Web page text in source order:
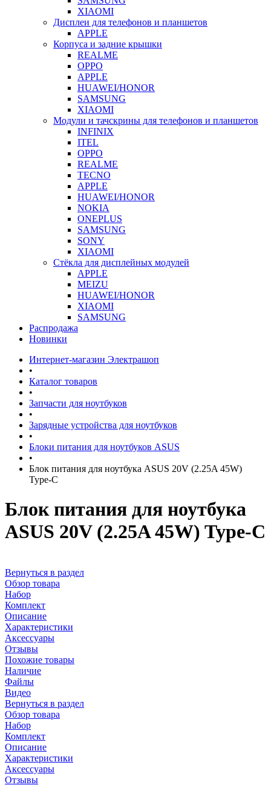
XIAOMI
Дисплеи для телефонов и планшетов
APPLE
Корпуса и задние крышки
REALME
OPPO
APPLE
HUAWEI/HONOR
SAMSUNG
XIAOMI
Модули и тачскрины для телефонов и планшетов
INFINIX
ITEL
OPPO
REALME
TECNO
APPLE
HUAWEI/HONOR
NOKIA
ONEPLUS
SAMSUNG
SONY
XIAOMI
Стёкла для дисплейных модулей
APPLE
MEIZU
HUAWEI/HONOR
XIAOMI
SAMSUNG
Распродажа
Новинки
Интернет-магазин Электрашоп
•
Каталог товаров
•
Запчасти для ноутбуков
•
Зарядные устройства для ноутбуков
•
Блоки питания для ноутбуков ASUS
•
Блок питания для ноутбука ASUS 20V (2.25A 45W)
Type-C
Блок питания для ноутбука
ASUS 20V (2.25A 45W) Type-C
Вернуться в раздел
Обзор товара
Набор
Комплект
Описание
Характеристики
Аксессуары
Отзывы
Похожие товары
Наличие
Файлы
Видео
Вернуться в раздел
Обзор товара
Набор
Комплект
Описание
Характеристики
Аксессуары
Отзывы